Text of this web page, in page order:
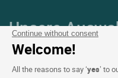
Continue without consent
Welcome!
All the reasons to say ‘yes’ to
Unsere
Frankreich